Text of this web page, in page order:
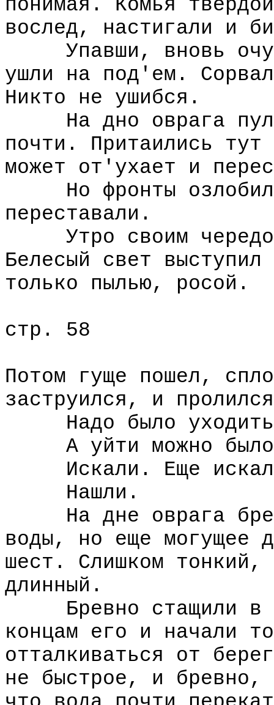
понимая. Комья
вослед, настигали и
Упавши, вновь
ушли на под'ем.
Никто не ушибся.
На дно оврага пули
почти. Притаились
может от'ухает и
Но фронты
переставали.
Утро своим
Белесый свет
только пылью, росой.
стр. 58
Потом гуще пошел,
заструился, и
Надо было
А уйти можно было
Искали. Еще
Нашли.
На дне оврага
воды, но еще могущее
шест. Слишком тонкий,
длинный.
Бревно стащили в
концам его и начали
отталкиваться от
не быстрое, и бревно,